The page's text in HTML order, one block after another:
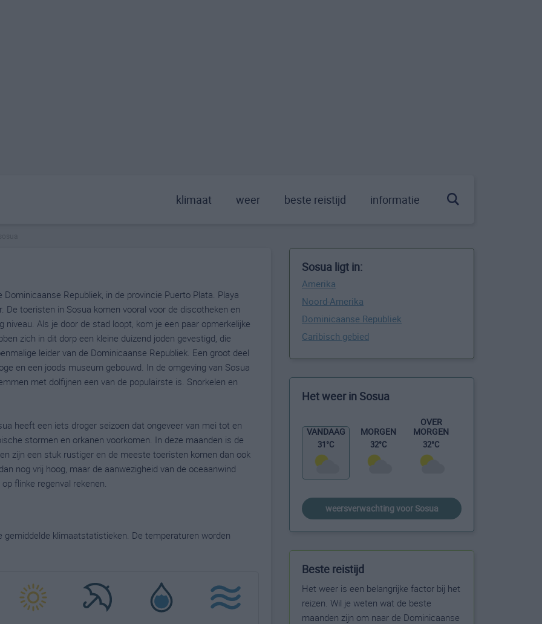
klimaat weer beste reistijd informatie
Republiek, in de provincie Puerto Plata. Playa
toeristen in Sosua komen vooral voor de discotheken en
Als je door de stad loopt, kom je een paar opmerkelijke
zich in dit dorp een kleine duizend joden gevestigd, die
leider van de Dominicaanse Republiek. Een groot deel
en een joods museum gebouwd. In de omgeving van Sosua
met dolfijnen een van de populairste is. Snorkelen en
heeft een iets droger seizoen dat ongeveer van mei tot en
stormen en orkanen voorkomen. In deze maanden is de
zijn een stuk rustiger en de meeste toeristen komen dan ook
nog vrij hoog, maar de aanwezigheid van de oceaanwind
flinke regenval rekenen.
klimaatstatistieken. De temperaturen worden
Sosua ligt in:
Amerika
Noord-Amerika
Dominicaanse Republiek
Caribisch gebied
Het weer in Sosua
VANDAAG
31°C
MORGEN
32°C
OVER
MORGEN
32°C
weersverwachting voor Sosua
Beste reistijd
Het weer is een belangrijke factor bij het
reizen. Wil je weten wat de beste
maanden zijn om naar de Dominicaanse